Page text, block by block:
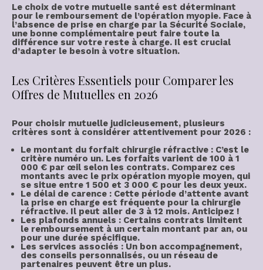
Le choix de votre mutuelle santé est déterminant
pour le remboursement de l’opération myopie. Face à
l’absence de prise en charge par la Sécurité Sociale,
une bonne complémentaire peut faire toute la
différence sur votre reste à charge. Il est crucial
d’adapter le besoin à votre situation.
Les Critères Essentiels pour Comparer les
Offres de Mutuelles en 2026
Pour choisir mutuelle judicieusement, plusieurs
critères sont à considérer attentivement pour 2026 :
Le montant du forfait chirurgie réfractive : C’est le
critère numéro un. Les forfaits varient de 100 à 1
000 € par œil selon les contrats. Comparez ces
montants avec le prix opération myopie moyen, qui
se situe entre 1 500 et 3 000 € pour les deux yeux.
Le délai de carence : Cette période d’attente avant
la prise en charge est fréquente pour la chirurgie
réfractive. Il peut aller de 3 à 12 mois. Anticipez !
Les plafonds annuels : Certains contrats limitent
le remboursement à un certain montant par an, ou
pour une durée spécifique.
Les services associés : Un bon accompagnement,
des conseils personnalisés, ou un réseau de
partenaires peuvent être un plus.